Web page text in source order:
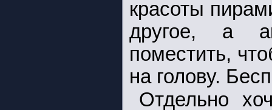
красоты
другое, а
поместить,
на голову.
Отдельно